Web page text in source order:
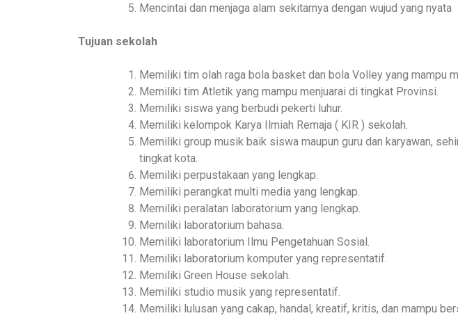
Mencintai dan menjaga alam sekitarnya dengan wujud yang nyata
Tujuan sekolah
Memiliki tim olah raga bola basket dan bola Volley yang mampu
Memiliki tim Atletik yang mampu menjuarai di tingkat Provinsi.
Memiliki siswa yang berbudi pekerti luhur.
Memiliki kelompok Karya Ilmiah Remaja ( KIR ) sekolah.
Memiliki group musik baik siswa maupun guru dan karyawan,
tingkat kota.
Memiliki perpustakaan yang lengkap.
Memiliki perangkat multi media yang lengkap.
Memiliki peralatan laboratorium yang lengkap.
Memiliki laboratorium bahasa.
Memiliki laboratorium Ilmu Pengetahuan Sosial.
Memiliki laboratorium komputer yang representatif.
Memiliki Green House sekolah.
Memiliki studio musik yang representatif.
Memiliki lulusan yang cakap, handal, kreatif, kritis, dan mampu